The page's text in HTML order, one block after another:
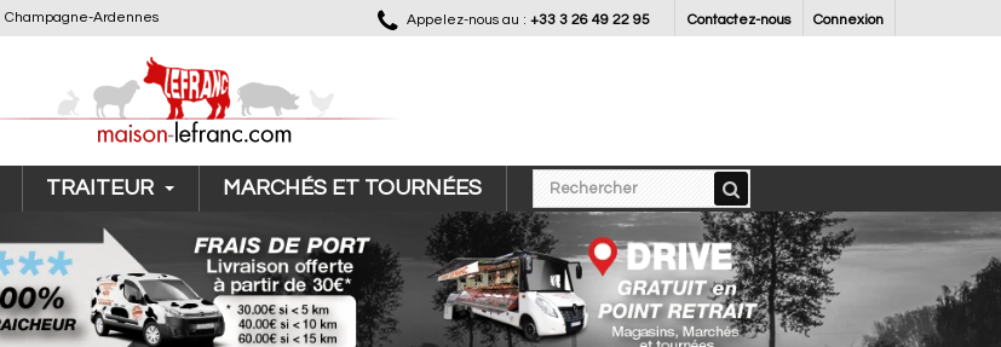
Champagne-Ardennes Connexion
Contactez-nous
Appelez-nous au : +33 3 26 49 22 95
TRAITEUR MARCHÉS ET TOURNÉES